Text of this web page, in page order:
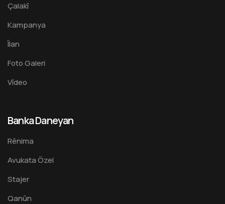
Çalakî
Kampanya
Îlan
Foto Galeri
Vîdeo
Banka Daneyan
Rênima
Avukata Özel
Stajer
Qanûn